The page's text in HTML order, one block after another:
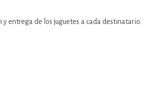
entrega de los juguetes a cada destinatario.